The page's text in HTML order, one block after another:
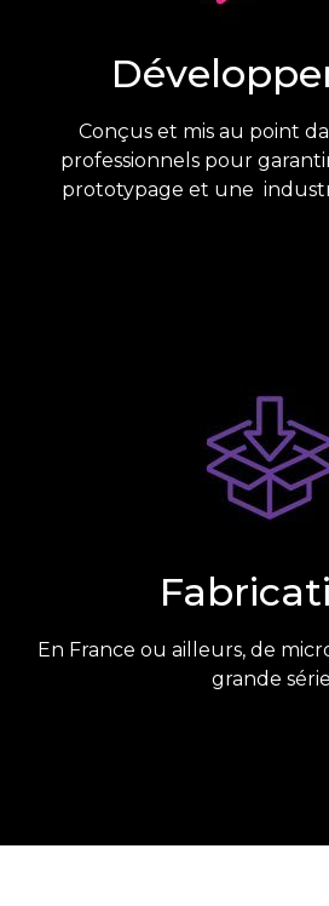
Conçus et mis au point
professionnels pour
prototypage et une
En France ou ailleurs, de
grande série